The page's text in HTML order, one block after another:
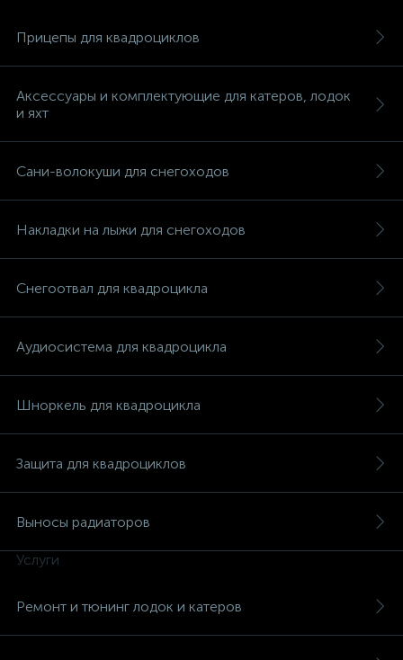
Прицепы для квадроциклов
Аксессуары и комплектующие для катеров, лодок
и яхт
Сани-волокуши для снегоходов
Накладки на лыжи для снегоходов
Снегоотвал для квадроцикла
Аудиосистема для квадроцикла
Шноркель для квадроцикла
Защита для квадроциклов
Выносы радиаторов
Услуги
Ремонт и тюнинг лодок и катеров